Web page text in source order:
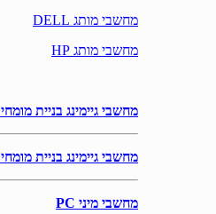
מחשבי מותג DELL
מחשבי מותג HP
מחשבי גיימינג בניית מומחי IGAME INTEL
מחשבי גיימינג בניית מומחי IGAME AMD
מחשבי מיני PC